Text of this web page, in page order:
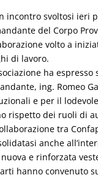
incontro svoltosi ieri
del Corpo
volto a
di lavoro.
ha
ing. Romeo
e per il
rispetto dei ruoli di
tra
anche
e rinforzata
hanno convenuto